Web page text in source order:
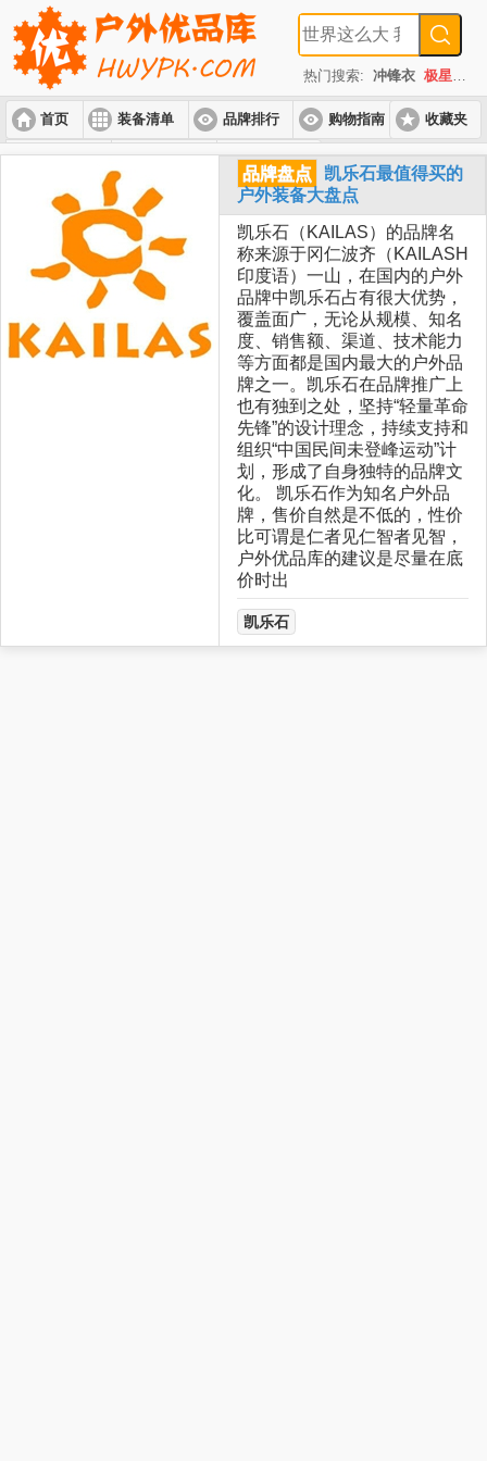
热门搜索: 冲锋衣 极星
首页 装备清单 品牌排行 购物指南
入门套装 进阶套装 高端套装
收藏夹
品牌盘点
凯乐石最值得买的
户外装备大盘点
凯乐石（KAILAS）的品牌名
称来源于冈仁波齐（KAILASH
印度语）一山，在国内的户外
品牌中凯乐石占有很大优势，
覆盖面广，无论从规模、知名
度、销售额、渠道、技术能力
等方面都是国内最大的户外品
牌之一。凯乐石在品牌推广上
也有独到之处，坚持“轻量革命
先锋”的设计理念，持续支持和
组织“中国民间未登峰运动”计
划，形成了自身独特的品牌文
化。 凯乐石作为知名户外品
牌，售价自然是不低的，性价
比可谓是仁者见仁智者见智，
户外优品库的建议是尽量在底
价时出
凯乐石